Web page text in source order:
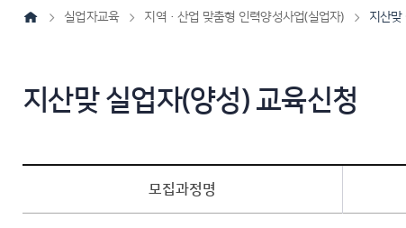
지산맞 실업자(양성) 교육신청
실업자교육 지역·산업 맞춤형 인력양성사업(실업자) 지산맞
모집과정명